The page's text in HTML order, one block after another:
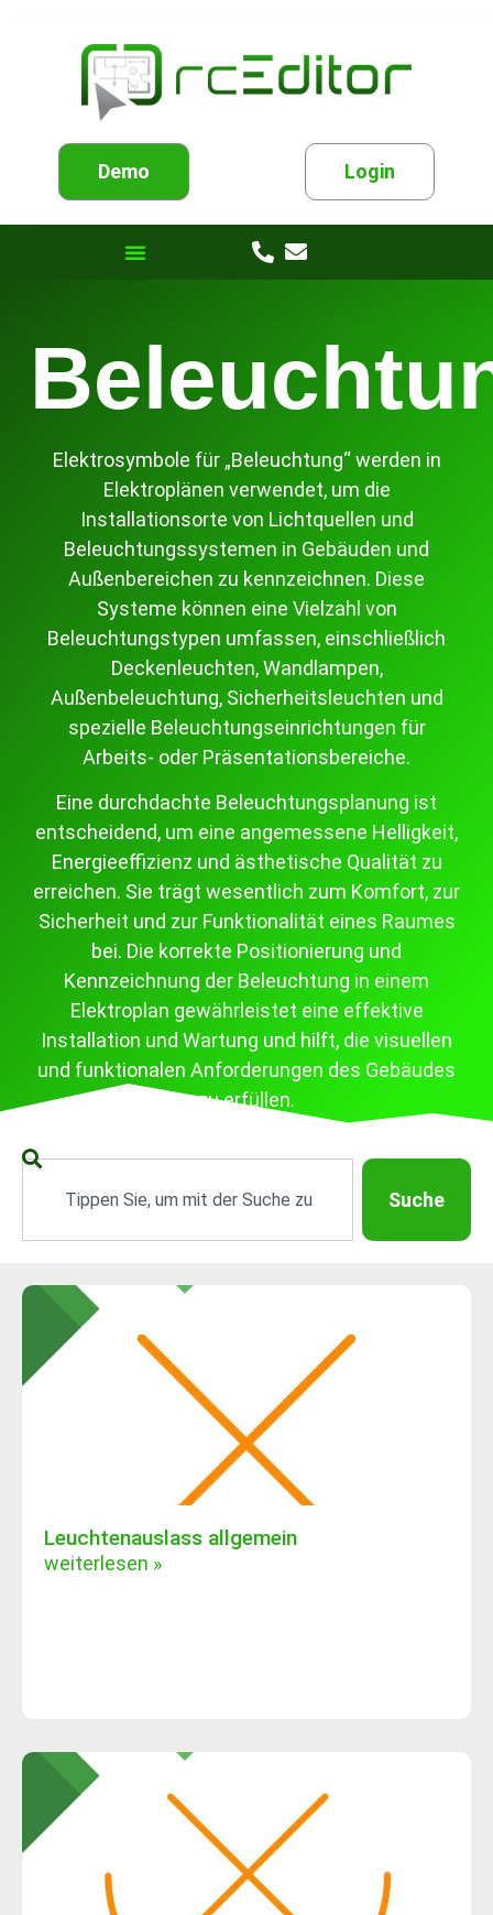
Demo Login
Elektrosymbole für „Beleuchtung“ werden in
Elektroplänen verwendet, um die
Installationsorte von Lichtquellen und
Beleuchtungssystemen in Gebäuden und
Außenbereichen zu kennzeichnen. Diese
Systeme können eine Vielzahl von
Beleuchtungstypen umfassen, einschließlich
Deckenleuchten, Wandlampen,
Außenbeleuchtung, Sicherheitsleuchten und
spezielle Beleuchtungseinrichtungen für
Arbeits- oder Präsentationsbereiche.
Eine durchdachte Beleuchtungsplanung ist
entscheidend, um eine angemessene Helligkeit,
Energieeffizienz und ästhetische Qualität zu
erreichen. Sie trägt wesentlich zum Komfort, zur
Sicherheit und zur Funktionalität eines Raumes
bei. Die korrekte Positionierung und
Kennzeichnung der Beleuchtung in einem
Elektroplan gewährleistet eine effektive
Installation und Wartung und hilft, die visuellen
und funktionalen Anforderungen des Gebäudes
zu erfüllen.
Suche
Leuchtenauslass allgemein
weiterlesen »